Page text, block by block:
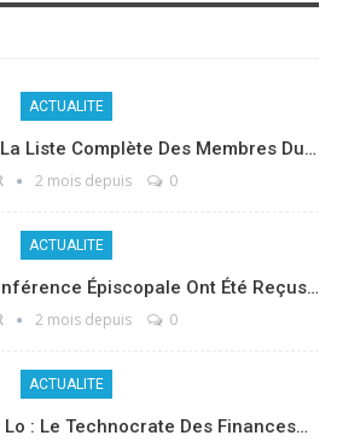
ACTUALITE
Liste Complète Des Membres Du…
2 mois depuis 0
ACTUALITE
Épiscopale Ont Été Reçus…
2 mois depuis 0
ACTUALITE
: Le Technocrate Des Finances…